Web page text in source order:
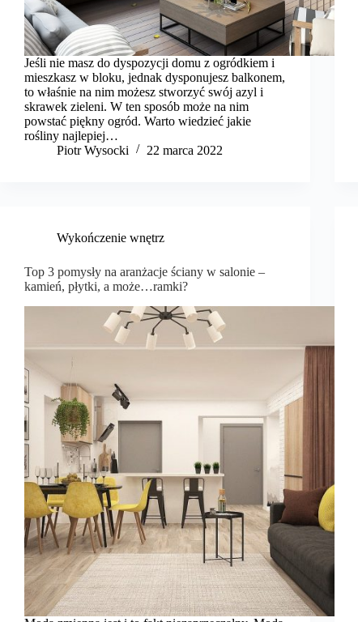
Jeśli nie masz do dyspozycji domu z ogródkiem i
mieszkasz w bloku, jednak dysponujesz balkonem,
to właśnie na nim możesz stworzyć swój azyl i
skrawek zieleni. W ten sposób może na nim
powstać piękny ogród. Warto wiedzieć jakie
rośliny najlepiej…
Piotr Wysocki
22 marca 2022
Wykończenie wnętrz
Top 3 pomysły na aranżacje ściany w salonie –
kamień, płytki, a może…ramki?